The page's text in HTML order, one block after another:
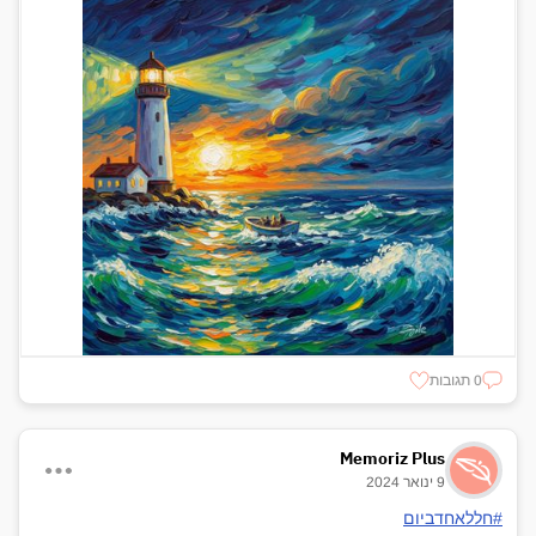
לצידו של חוף עם מפרץ מתעתע
כדי שאוכל פעם אחת אני להיות לך מגדלור
שאורו חוזר אליך ונוגע
כי כל כך מתבקש לחבר אותך יחדיו
למה שהיית
ולמה שטרם חווית
ואם רק הייתה לי לכך מילה
נשבע שהייתי בורא אותך שוב בשנייה
0 תגובות
Memoriz Plus
9 ינואר 2024
#חללאחדביום